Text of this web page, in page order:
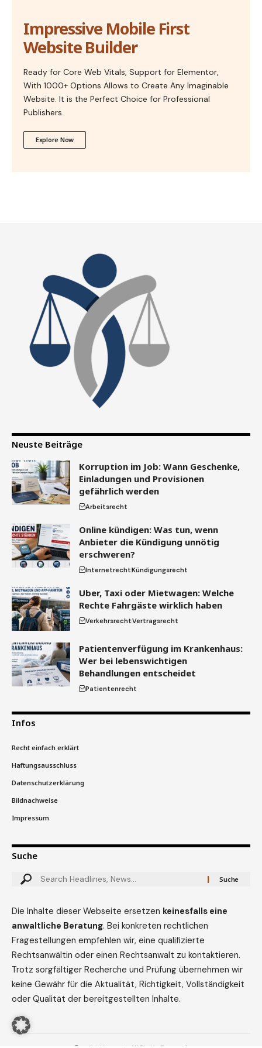
Impressive Mobile First
Website Builder
Ready for Core Web Vitals, Support for Elementor,
With 1000+ Options Allows to Create Any Imaginable
Website. It is the Perfect Choice for Professional
Publishers.
Explore Now
Neuste Beiträge
Korruption im Job: Wann Geschenke,
Einladungen und Provisionen
gefährlich werden
Arbeitsrecht
Online kündigen: Was tun, wenn
Anbieter die Kündigung unnötig
erschweren?
InternetrechtKündigungsrecht
Uber, Taxi oder Mietwagen: Welche
Rechte Fahrgäste wirklich haben
VerkehrsrechtVertragsrecht
Patientenverfügung im Krankenhaus:
Wer bei lebenswichtigen
Behandlungen entscheidet
Patientenrecht
Infos
Recht einfach erklärt
Haftungsausschluss
Datenschutzerklärung
Bildnachweise
Impressum
Suche
Die Inhalte dieser Webseite ersetzen keinesfalls eine
anwaltliche Beratung. Bei konkreten rechtlichen
Fragestellungen empfehlen wir, eine qualifizierte
Rechtsanwältin oder einen Rechtsanwalt zu kontaktieren.
Trotz sorgfältiger Recherche und Prüfung übernehmen wir
keine Gewähr für die Aktualität, Richtigkeit, Vollständigkeit
oder Qualität der bereitgestellten Inhalte.